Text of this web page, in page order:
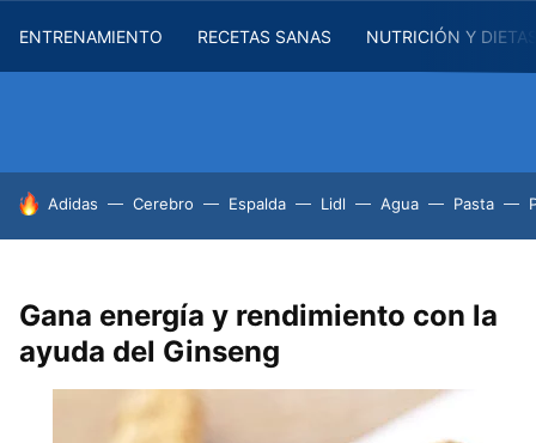
ENTRENAMIENTO RECETAS SANAS NUTRICIÓN Y
HOY SE HABLA DE
Adidas Cerebro Espalda Lidl Agua Pasta
Gana energía y rendimiento con la
ayuda del Ginseng